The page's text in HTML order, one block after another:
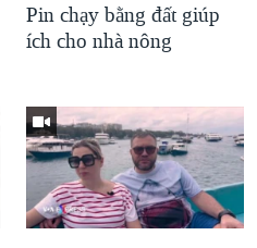
Pin chạy bằng đất giúp
ích cho nhà nông